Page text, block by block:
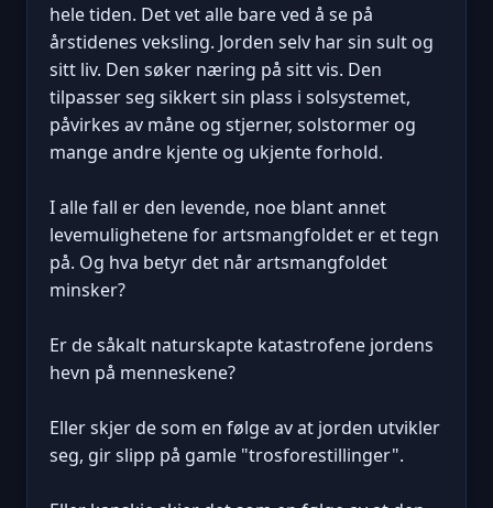
hele tiden. Det vet alle bare ved å se på
årstidenes veksling. Jorden selv har sin sult og
sitt liv. Den søker næring på sitt vis. Den
tilpasser seg sikkert sin plass i solsystemet,
påvirkes av måne og stjerner, solstormer og
mange andre kjente og ukjente forhold.
I alle fall er den levende, noe blant annet
levemulighetene for artsmangfoldet er et tegn
på. Og hva betyr det når artsmangfoldet
minsker?
Er de såkalt naturskapte katastrofene jordens
hevn på menneskene?
Eller skjer de som en følge av at jorden utvikler
seg, gir slipp på gamle "trosforestillinger".